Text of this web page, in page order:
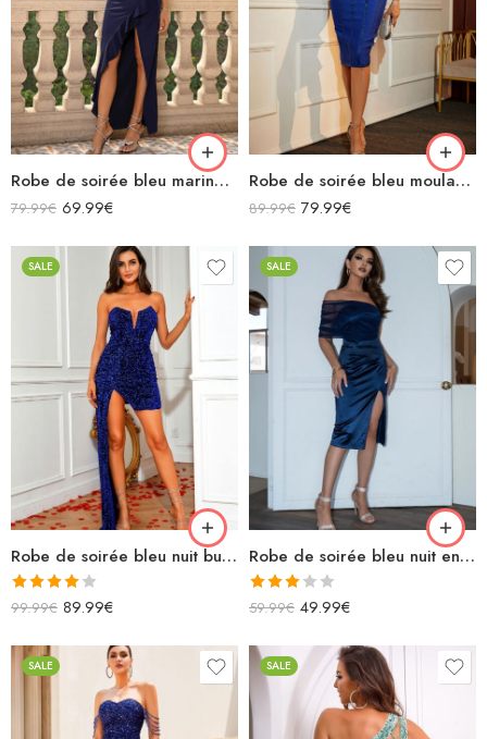
Robe de soirée bleu marine en satin longue bretelles spaghettis fendue à volants col carré
79.99€ 69.99€
Robe de soirée bleu moulante midi à bretelles décolleté à paillettes
89.99€ 79.99€
SALE
Robe de soirée bleu nuit bustier courte à paillettes avec fente asymétrique
Note
5
99.99€ 89.99€
SALE
Robe de soirée bleu nuit en satin asymétrique fendue mi longue
Note
sur 5
59.99€ 49.99€
SALE SALE